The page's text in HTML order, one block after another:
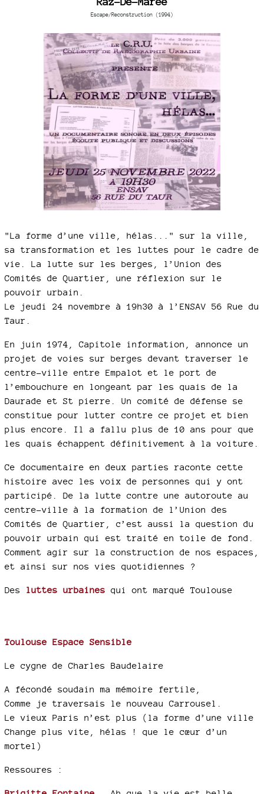
Escape/Reconstruction (1994)
"La forme d’une ville, hélas..." sur la ville,
sa transformation et les luttes pour le cadre de
vie. La lutte sur les berges, l’Union des
Comités de Quartier, une réflexion sur le
pouvoir urbain.
Le jeudi 24 novembre à 19h30 à l’ENSAV 56 Rue du
Taur.
En juin 1974, Capitole information, annonce un
projet de voies sur berges devant traverser le
centre-ville entre Empalot et le port de
l’embouchure en longeant par les quais de la
Daurade et St pierre. Un comité de défense se
constitue pour lutter contre ce projet et bien
plus encore. Il a fallu plus de 10 ans pour que
les quais échappent définitivement à la voiture.
Ce documentaire en deux parties raconte cette
histoire avec les voix de personnes qui y ont
participé. De la lutte contre une autoroute au
centre-ville à la formation de l’Union des
Comités de Quartier, c’est aussi la question du
pouvoir urbain qui est traité en toile de fond.
Comment agir sur la construction de nos espaces,
et ainsi sur nos vies quotidiennes ?
Des luttes urbaines qui ont marqué Toulouse
Toulouse Espace Sensible
Le cygne de Charles Baudelaire
A fécondé soudain ma mémoire fertile,
Comme je traversais le nouveau Carrousel.
Le vieux Paris n’est plus (la forme d’une ville
Change plus vite, hélas ! que le cœur d’un
mortel)
Ressoures :